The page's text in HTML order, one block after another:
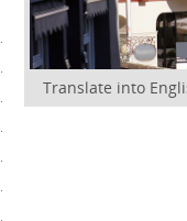
Translate into